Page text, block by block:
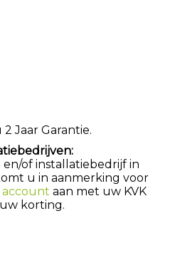
Jaar Garantie.
of installatiebedrijf in
u in aanmerking voor
account aan met uw KVK
korting.